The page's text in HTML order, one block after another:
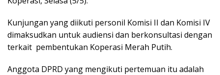
Kunjungan yang diikuti personil Komisi II dan Komisi IV
dimaksudkan untuk audiensi dan berkonsultasi dengan
terkait pembentukan Koperasi Merah Putih.
Anggota DPRD yang mengikuti pertemuan itu adalah